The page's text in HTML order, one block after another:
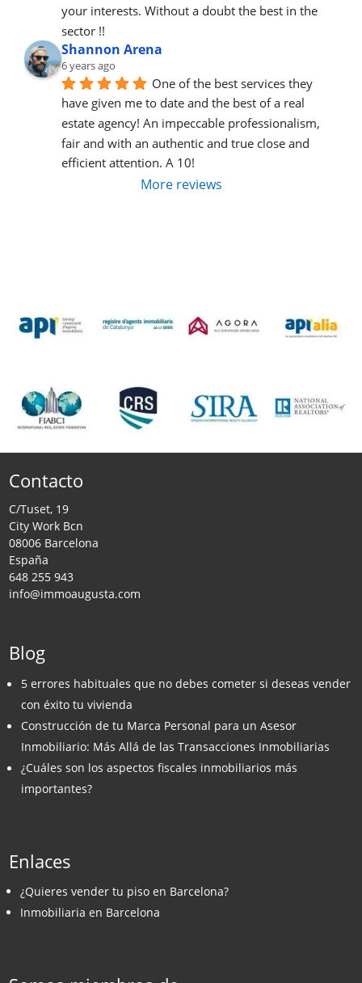
your interests. Without a doubt the best in the
sector !!
Shannon Arena
6 years ago
One of the best services they
have given me to date and the best of a real
estate agency! An impeccable professionalism,
fair and with an authentic and true close and
efficient attention. A 10!
More reviews
Contacto
C/Tuset, 19
City Work Bcn
08006 Barcelona
España
648 255 943
info@immoaugusta.com
Blog
5 errores habituales que no debes cometer si deseas vender
con éxito tu vivienda
Construcción de tu Marca Personal para un Asesor
Inmobiliario: Más Allá de las Transacciones Inmobiliarias
¿Cuáles son los aspectos fiscales inmobiliarios más
importantes?
Enlaces
¿Quieres vender tu piso en Barcelona?
Inmobiliaria en Barcelona